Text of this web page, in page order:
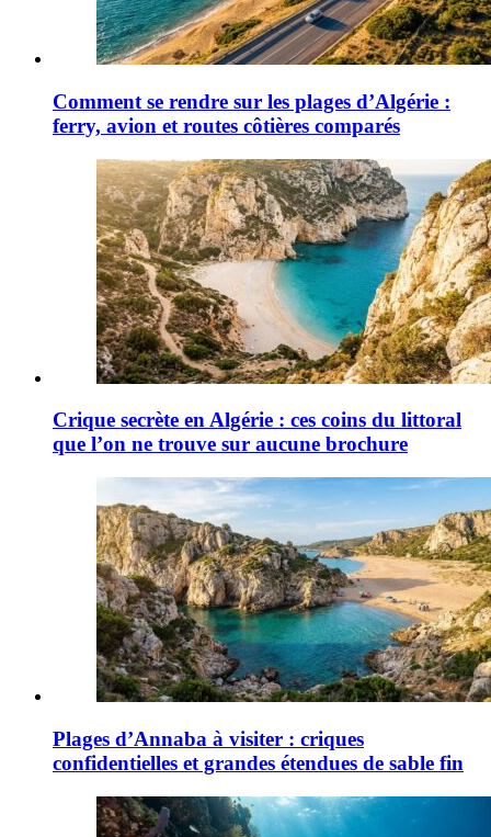
Comment se rendre sur les plages d’Algérie :
ferry, avion et routes côtières comparés
Crique secrète en Algérie : ces coins du littoral
que l’on ne trouve sur aucune brochure
Plages d’Annaba à visiter : criques
confidentielles et grandes étendues de sable fin